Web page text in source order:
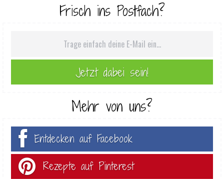
Frisch ins Postfach?
Mehr von uns?
Entdecken auf Facebook
Rezepte auf Pinterest